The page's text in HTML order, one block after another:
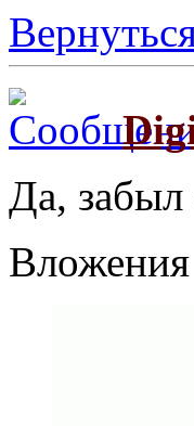
Да,
Вложения